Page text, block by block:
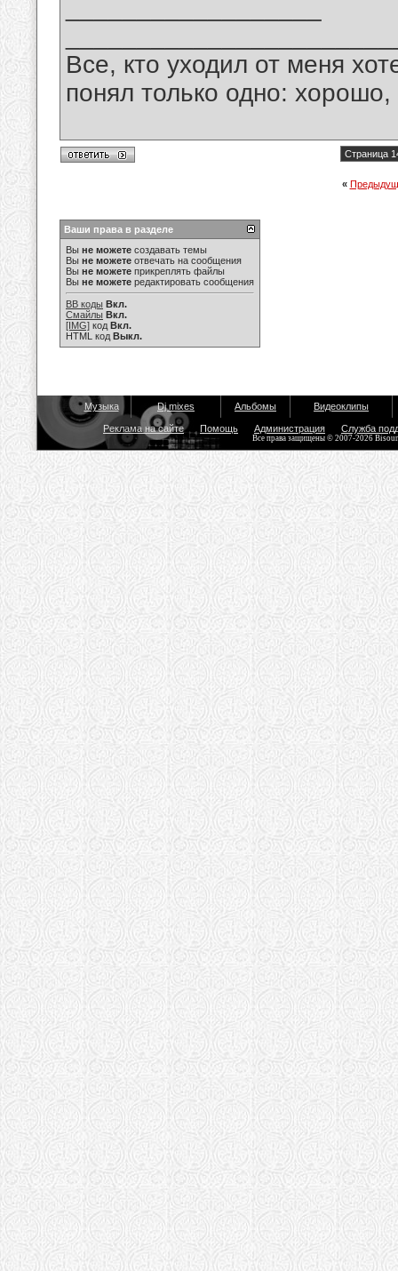
Все, кто уходил от меня
понял только одно:
Страница
«
Ваши права в разделе
Вы не можете создавать темы
Вы не можете отвечать на сообщения
Вы не можете прикреплять файлы
Вы не можете редактировать сообщения
BB коды Вкл.
Смайлы Вкл.
[IMG] код Вкл.
HTML код Выкл.
Музыка Dj mixes Альбомы Видеоклипы
Реклама на сайте Помощь Администрация Служба
Все права защищены © 2007-2026